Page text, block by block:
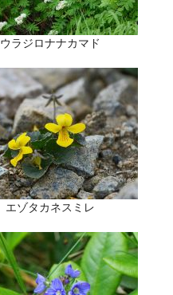
ウラジロナナカマド
エゾタカネスミレ